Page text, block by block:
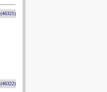
(46321)
(46322)